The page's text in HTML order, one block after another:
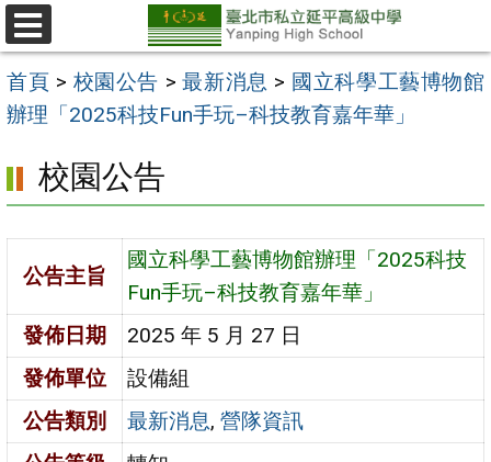
跳
至
主
要
區
選
單
首頁 > 校園公告 >最新消息 > 國立科學工藝博物館
辦理「2025科技Fun手玩–科技教育嘉年華」
校園公告
公告主旨
國立科學工藝博物館辦理「2025科技
Fun手玩–科技教育嘉年華」
發佈日期
2025 年 5 月 27 日
發佈單位
設備組
公告類別
最新消息,營隊資訊